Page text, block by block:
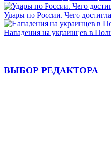
Удары по России. Чего
Нападения на украинцев в
ВЫБОР РЕДАКТОРА